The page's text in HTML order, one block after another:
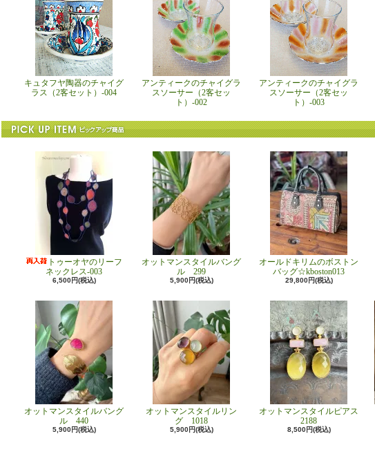
キュタフヤ陶器のチャイグ
ラス（2客セット）-004
アンティークのチャイグラ
スソーサー（2客セッ
ト）-002
アンティークのチャイグラ
スソーサー（2客セッ
ト）-003
トゥーオヤのリーフ
ネックレス-003
6,500円(税込)
オットマンスタイルバング
ル 299
5,900円(税込)
オールドキリムのボストン
バッグ☆kboston013
29,800円(税込)
オットマンスタイルバング
ル 440
5,900円(税込)
オットマンスタイルリン
グ 1018
5,900円(税込)
オットマンスタイルピアス
2188
8,500円(税込)